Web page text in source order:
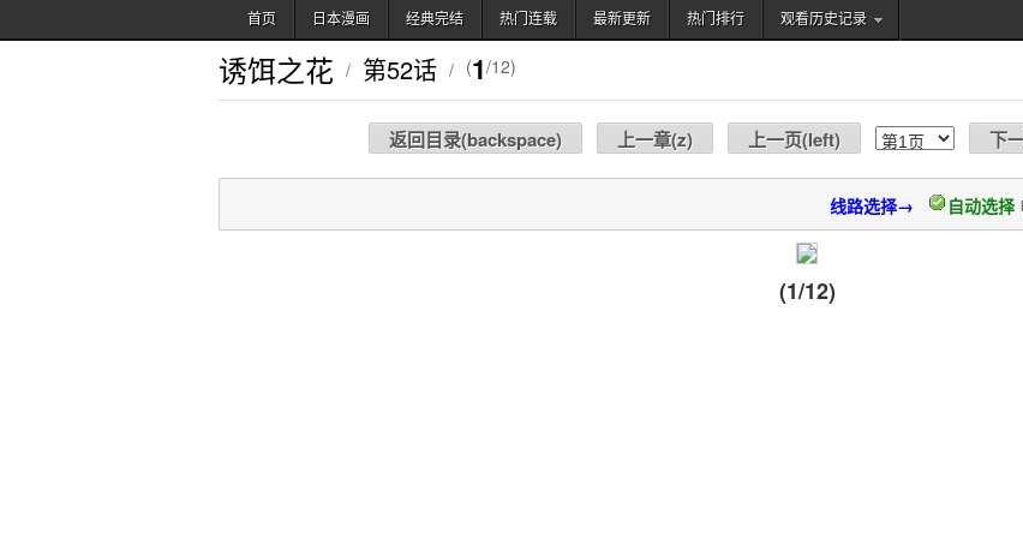
首页 日本漫画 经典完结 热门连载 最新更新 热门排行 观看历史记录
诱饵之花 / 第52话 / (1/12)
返回目录(backspace) 上一章(z) 上一页(left) 下
线路选择→ 自动选择
(1/12)